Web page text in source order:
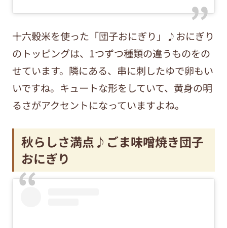
十六穀米を使った「団子おにぎり」♪おにぎり
のトッピングは、1つずつ種類の違うものをの
せています。隣にある、串に刺したゆで卵もい
いですね。キュートな形をしていて、黄身の明
るさがアクセントになっていますよね。
秋らしさ満点♪ ごま味噌焼き団子
おにぎり